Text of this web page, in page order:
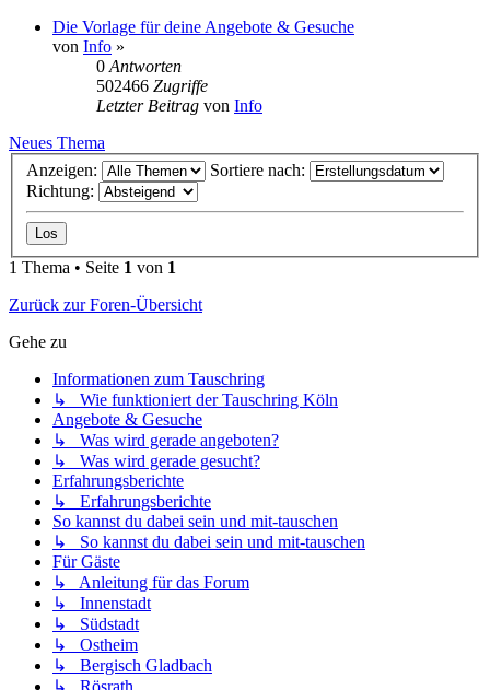
Die Vorlage für deine Angebote & Gesuche
von Info »
0 Antworten
502466 Zugriffe
Letzter Beitrag von Info
Neues Thema
Anzeigen:
Sortiere nach:
Richtung:
1 Thema • Seite 1 von 1
Zurück zur Foren-Übersicht
Gehe zu
Informationen zum Tauschring
↳ Wie funktioniert der Tauschring Köln
Angebote & Gesuche
↳ Was wird gerade angeboten?
↳ Was wird gerade gesucht?
Erfahrungsberichte
↳ Erfahrungsberichte
So kannst du dabei sein und mit-tauschen
↳ So kannst du dabei sein und mit-tauschen
Für Gäste
↳ Anleitung für das Forum
↳ Innenstadt
↳ Südstadt
↳ Ostheim
↳ Bergisch Gladbach